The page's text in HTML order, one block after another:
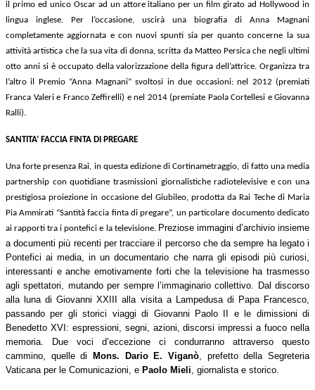
il primo ed unico Oscar ad un attore italiano per un film girato ad Hollywood in
lingua inglese. Per l’occasione, uscirà una biografia di Anna Magnani
completamente aggiornata e con nuovi spunti sia per quanto concerne la sua
attività artistica che la sua vita di donna, scritta da Matteo Persica che negli ultimi
otto anni si è occupato della valorizzazione della figura dell’attrice. Organizza tra
l’altro il Premio “Anna Magnani” svoltosi in due occasioni: nel 2012 (premiati
Franca Valeri e Franco Zeffirelli) e nel 2014 (premiate Paola Cortellesi e Giovanna
Ralli).
SANTITA’ FACCIA FINTA DI PREGARE
Una forte presenza Rai, in questa edizione di Cortinametraggio, di fatto una media
partnership con quotidiane trasmissioni giornalistiche radiotelevisive e con una
prestigiosa proiezione in occasione del Giubileo, prodotta da Rai Teche di Maria
Pia Ammirati “Santità faccia finta di pregare”, un particolare documento dedicato
ai rapporti tra i pontefici e la televisione. Preziose immagini d’archivio insieme
a documenti più recenti per tracciare il percorso che da sempre ha legato i
Pontefici ai media, in un documentario che narra gli episodi più curiosi,
interessanti e anche emotivamente forti che la televisione ha trasmesso
agli spettatori, mutando per sempre l’immaginario collettivo. Dal discorso
alla luna di Giovanni XXIII alla visita a Lampedusa di Papa Francesco,
passando per gli storici viaggi di Giovanni Paolo II e le dimissioni di
Benedetto XVI: espressioni, segni, azioni, discorsi impressi a fuoco nella
memoria. Due voci d’eccezione ci condurranno attraverso questo
cammino, quelle di
Mons. Dario E. Viganò , prefetto della Segreteria
Vaticana per le Comunicazioni, e Paolo Mieli , giornalista e storico.